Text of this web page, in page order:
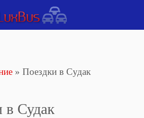
» Поездки в Судак
в Судак